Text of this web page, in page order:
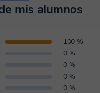
mis alumnos
100 %
0 %
0 %
0 %
0 %